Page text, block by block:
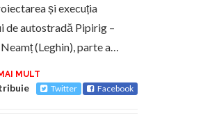
și execuția
de autostradă Pipirig –
(Leghin), parte a…
MULT
Twitter Facebook